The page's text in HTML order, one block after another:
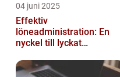
04 juni 2025
Effektiv
löneadministration: En
nyckel till lyckat